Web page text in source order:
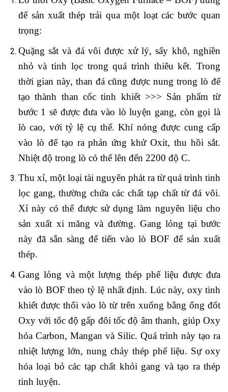
để sản xuất thép trải qua một loạt các bước quan
trọng:
Quặng sắt và đá vôi được xử lý, sấy khô, nghiền
nhỏ và tinh lọc trong quá trình thiêu kết. Trong
thời gian này, than đá cũng được nung trong lò để
tạo thành than cốc tinh khiết >>> Sản phẩm từ
bước 1 sẽ được đưa vào lò luyện gang, còn gọi là
lò cao, với tỷ lệ cụ thể. Khí nóng được cung cấp
vào lò để tạo ra phản ứng khử Oxit, thu hồi sắt.
Nhiệt độ trong lò có thể lên đến 2200 độ C.
Thu xỉ, một loại tài nguyên phát ra từ quá trình tinh
lọc gang, thường chứa các chất tạp chất từ đá vôi.
Xỉ này có thể được sử dụng làm nguyên liệu cho
sản xuất xi măng và đường. Gang lỏng tại bước
này đã sẵn sàng để tiến vào lò BOF để sản xuất
thép.
Gang lỏng và một lượng thép phế liệu được đưa
vào lò BOF theo tỷ lệ nhất định. Lúc này, oxy tinh
khiết được thổi vào lò từ trên xuống bằng ống đốt
Oxy với tốc độ gấp đôi tốc độ âm thanh, giúp Oxy
hóa Carbon, Mangan và Silic. Quá trình này tạo ra
nhiệt lượng lớn, nung chảy thép phế liệu. Sự oxy
hóa loại bỏ các tạp chất khỏi gang và tạo ra thép
tinh luyện.